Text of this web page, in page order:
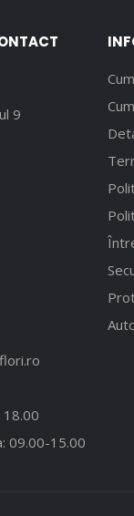
9
18.00
09.00-15.00